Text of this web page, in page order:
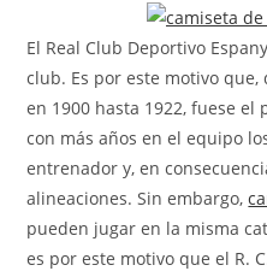
entrada:
El Real Club Deportivo
club. Es por este motivo
en 1900 hasta 1922, fuese
con más años en el equipo
entrenador y, en
alineaciones. Sin embargo,
pueden jugar en la misma
es por este motivo que el R.